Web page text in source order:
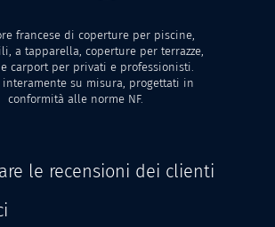
francese di coperture per piscine,
a tapparella, coperture per terrazze,
carport per privati e professionisti.
interamente su misura, progettati in
conformità alle norme NF.
le recensioni dei clienti